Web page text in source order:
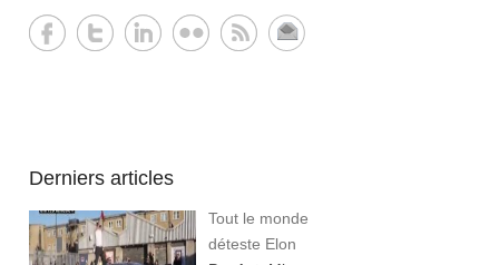
Derniers articles
Tout le monde
déteste Elon